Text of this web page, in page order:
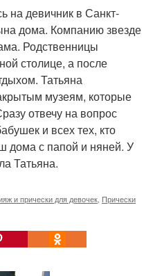
на девичник в Санкт-
дома. Компанию звезде
Родственницы
столице, а после
Татьяна
музеям, которые
отвечу на вопрос
и всех тех, кто
дома с папой и няней. У
Татьяна.
и прически для девочек Прически